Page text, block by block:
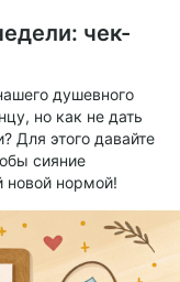
чек-
душевного
но как не дать
Для этого давайте
сияние
новой нормой!